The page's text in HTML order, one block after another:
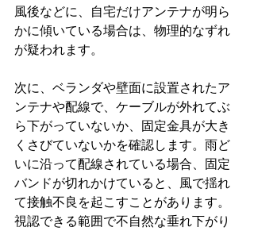
風後などに、自宅だけアンテナが明ら
かに傾いている場合は、物理的なずれ
が疑われます。
次に、ベランダや壁面に設置されたア
ンテナや配線で、ケーブルが外れてぶ
ら下がっていないか、固定金具が大き
くさびていないかを確認します。雨ど
いに沿って配線されている場合、固定
バンドが切れかけていると、風で揺れ
て接触不良を起こすことがあります。
視認できる範囲で不自然な垂れ下がり